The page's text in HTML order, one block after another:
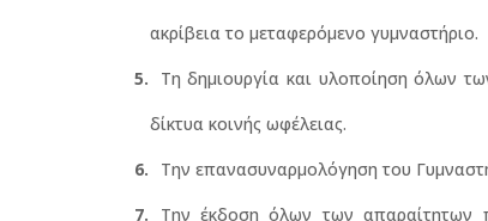
ακρίβεια το μεταφερόμενο γυμναστήριο.
Τη δημιουργία και υλοποίηση όλων
δίκτυα κοινής ωφέλειας.
Την επανασυναρμολόγηση του
Την έκδοση όλων των απαραίτητων